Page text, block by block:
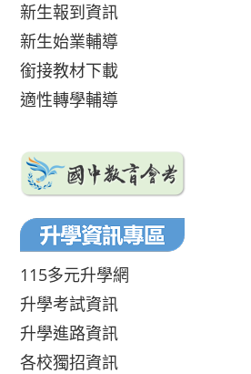
新生報到資訊
新生始業輔導
銜接教材下載
適性轉學輔導
115多元升學網
升學考試資訊
升學進路資訊
各校獨招資訊